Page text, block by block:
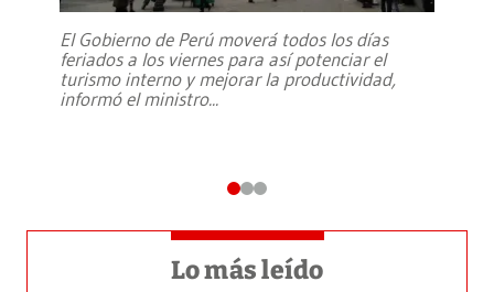
El Gobierno de Perú moverá todos los días
feriados a los viernes para así potenciar el
turismo interno y mejorar la productividad,
informó el ministro...
Lo más leído